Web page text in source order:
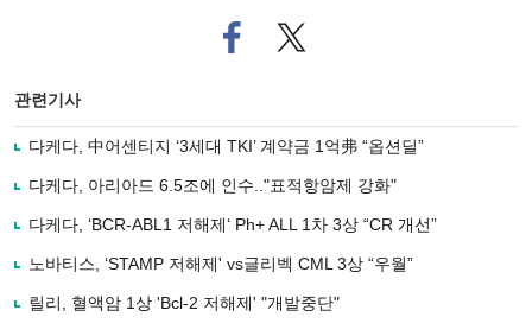
페
이
로
사
유
기
트위
터로
관련기사
다케다, 中어센티지 ‘3세대 TKI’ 계약금 1억弗 “옵션딜”
다케다, 아리아드 6.5조에 인수.."표적항암제 강화"
다케다, ‘BCR-ABL1 저해제‘ Ph+ ALL 1차 3상 “CR 개선”
노바티스, ‘STAMP 저해제' vs글리벡 CML 3상 “우월”
릴리, 혈액암 1상 'Bcl-2 저해제' "개발중단"